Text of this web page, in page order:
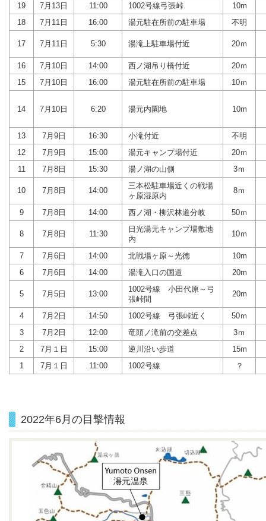
19 7月13日 11:00 1002号線弓張峠
10m
18
7月11日 16:00 湯元駐在所前の駐車場 不明
17 7月11日 5:30 湯滝上駐車場付近 20ｍ
16 7月10日 14:00 西ノ湖吊り橋付近
20ｍ
15
7月10日 16:00 湯元駐在所前の駐車場 10ｍ
14 7月10日 6:20 湯元内園地 10m
13 7月9日 16:30 小滝付近
不明
12
7月9日 15:00 湯元キャンプ場付近
20ｍ
11
7月8日 15:30 湯ノ湖の山側 3ｍ
10 7月8日 14:00
三本松駐車場近くの戦場
ヶ原湿原内
8ｍ
9 7月8日 14:00 西ノ湖・柳沢林道分岐 50ｍ
8 7月8日 11:30
日光湯元キャンプ場敷地
内
10ｍ
7 7月6日 14:00 北戦場ヶ原～光徳
10m
6
7月6日 14:00 湯滝入口の国道 20m
5 7月5日 13:00
1002号線 小田代原～弓
張峠間
20m
4 7月2日 14:50 1002号線 弓張峠近く
50ｍ
3
7月2日 12:00 竜頭ノ滝前の交差点
3ｍ
2
7月１日 15:00 逆川沿い歩道
15m
1
7月１日 11:00 1002号線 ？
2022年6月の目撃情報